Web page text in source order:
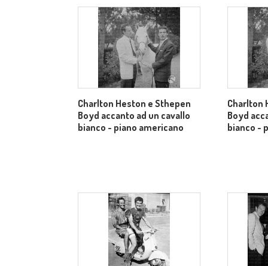
Charlton Heston e Sthepen
Boyd accanto ad un cavallo
bianco - piano americano
Charlton
Boyd
bianco -